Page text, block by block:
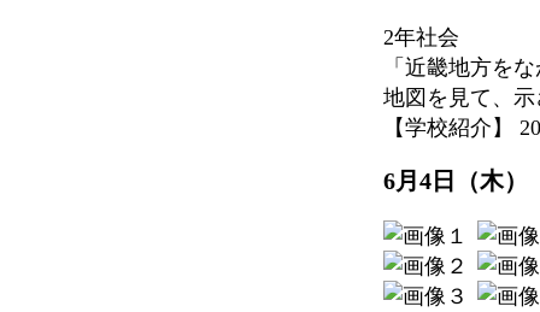
2年社会
「近畿地方を
地図を見て、
【学校紹介】
6月4日（木